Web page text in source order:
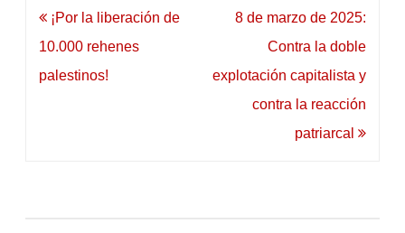
Navegación
de
entradas
¡Por la liberación de
10.000 rehenes
palestinos!
8 de marzo de 2025:
Contra la doble
explotación capitalista y
contra la reacción
patriarcal